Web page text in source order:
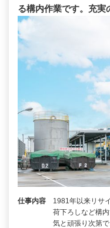
る構内作業です。充実
仕事内容
1981年以来リサ
荷下ろしなど構
気と頑張り次第